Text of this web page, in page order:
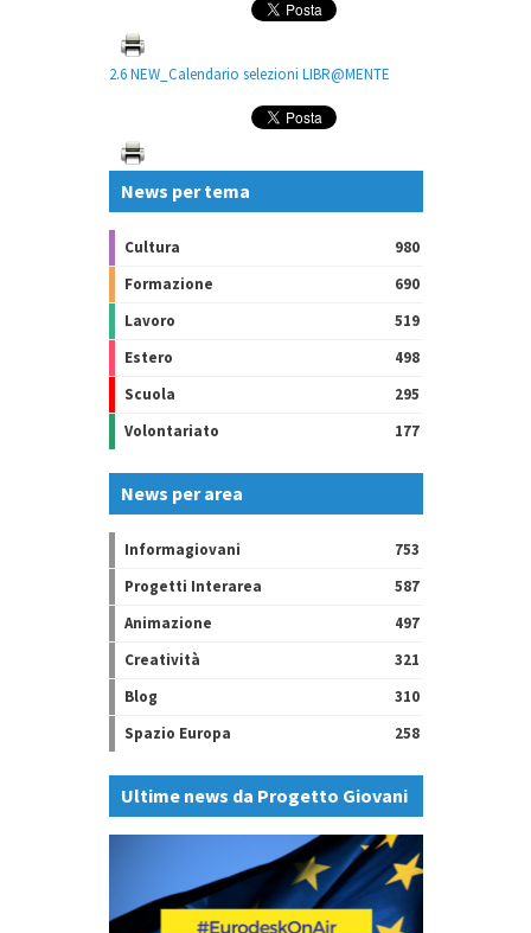
2.6 NEW_Calendario selezioni LIBR@MENTE
News per tema
Cultura
980
Formazione
690
Lavoro
519
Estero
498
Scuola
295
Volontariato
177
News per area
Informagiovani
753
Progetti Interarea
587
Animazione
497
Creatività
321
Blog
310
Spazio Europa
258
Ultime news da Progetto Giovani